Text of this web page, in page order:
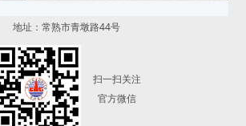
地址：常熟市青墩路44号
扫一扫关注
官方微信